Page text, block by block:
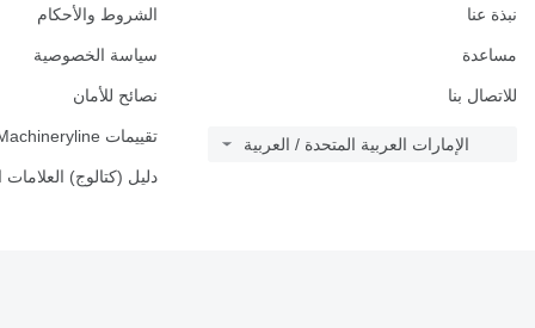
نبذة عنا
مساعدة
للاتصال بنا
الإمارات العربية المتحدة / العربية
الشروط والأحكام
سياسة الخصوصية
نصائح للأمان
تقييمات Machineryline
دليل (كتالوج) العلامات